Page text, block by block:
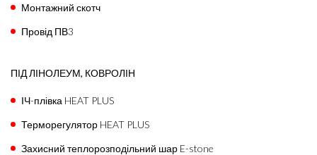
Монтажний скотч
Провід ПВ3
ПІД ЛІНОЛЕУМ, КОВРОЛІН
ІЧ-плівка HEAT PLUS
Терморегулятор HEAT PLUS
Захисний теплорозподільний шар E-stone